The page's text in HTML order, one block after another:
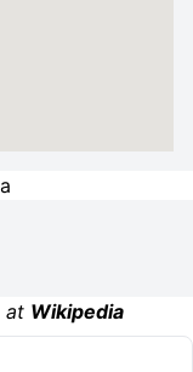
at Wikipedia